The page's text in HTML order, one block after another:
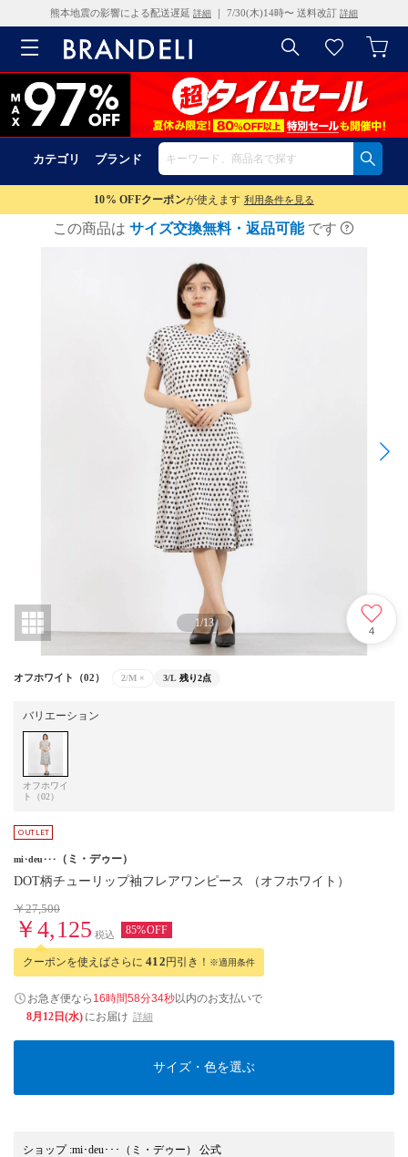
熊本地震の影響による配送遅延 詳細 ｜ 7/30(木)14時〜 送料改訂 詳細
カテゴリ ブランド
10% OFFクーポンが使えます 利用条件を見る
この商品は サイズ交換無料・返品可能 です
1/13
4
オフホワイト（02） 2/M × 3/L 残り2点
バリエーション
オフホワイ
ト（02）
mi･deu･･･ （ミ・デゥー）
DOT柄チューリップ袖フレアワンピース （オフホワイト）
￥27,500
￥4,125 税込 85%OFF
クーポンを使えばさらに 412円引き！ ※適用条件
お急ぎ便なら 16時間58分34秒以内のお支払いで
8月12日(水) にお届け 詳細
サイズ・色を選ぶ
ショップ:mi･deu･･･（ミ・デゥー） 公式